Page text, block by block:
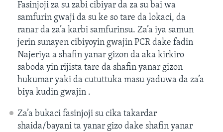
Fasinjoji za su zabi cibiyar da za su bai wa
samfurin gwaji da su ke so tare da lokaci, da
ranar da za’a karbi samfurinsu. Za’a iya samun
jerin sunayen cibiyoyin gwajin PCR dake fadin
Najeriya a shafin yanar gizon da aka kirkiro
saboda yin rijista tare da shafin yanar gizon
hukumar yaki da cututtuka masu yaduwa da za’a
biya kudin gwajin .
Za’a bukaci fasinjoji su cika takardar
shaida/bayani ta yanar gizo dake shafin yanar